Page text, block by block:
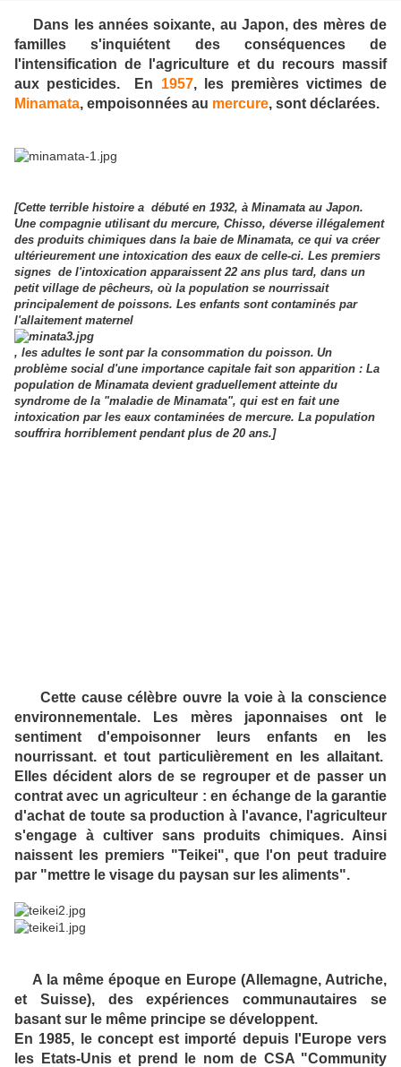
Dans les années soixante, au Japon, des mères de
familles s'inquiétent des conséquences de
l'intensification de l'agriculture et du recours massif
aux pesticides. En 1957, les premières victimes de
Minamata, empoisonnées au mercure, sont déclarées.
[Cette terrible histoire a débuté en 1932, à Minamata au Japon.
Une compagnie utilisant du mercure, Chisso, déverse illégalement
des produits chimiques dans la baie de Minamata, ce qui va créer
ultérieurement une intoxication des eaux de celle-ci. Les premiers
signes de l'intoxication apparaissent 22 ans plus tard, dans un
petit village de pêcheurs, où la population se nourrissait
principalement de poissons. Les enfants sont contaminés par
l'allaitement maternel
, les adultes le sont par la consommation du poisson. Un
problème social d'une importance capitale fait son apparition : La
population de Minamata devient graduellement atteinte du
syndrome de la "maladie de Minamata", qui est en fait une
intoxication par les eaux contaminées de mercure. La population
souffrira horriblement pendant plus de 20 ans.]
Cette cause célèbre ouvre la voie à la conscience
environnementale. Les mères japonnaises ont le
sentiment d'empoisonner leurs enfants en les
nourrissant. et tout particulièrement en les allaitant.
Elles décident alors de se regrouper et de passer un
contrat avec un agriculteur : en échange de la garantie
d'achat de toute sa production à l'avance, l'agriculteur
s'engage à cultiver sans produits chimiques. Ainsi
naissent les premiers "Teikei", que l'on peut traduire
par "mettre le visage du paysan sur les aliments".
A la même époque en Europe (Allemagne, Autriche,
et Suisse), des expériences communautaires se
basant sur le même principe se développent.
En 1985, le concept est importé depuis l'Europe vers
les Etats-Unis et prend le nom de CSA "Community